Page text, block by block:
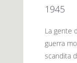
1945
La gente
guerra
scandita